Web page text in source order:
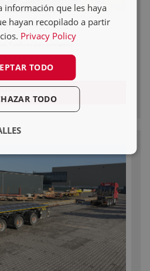
NOOTEBOOM
Plataforma para contrapesos
información que les haya
hayan recopilado a partir
Privacy Policy
TODO
TODO